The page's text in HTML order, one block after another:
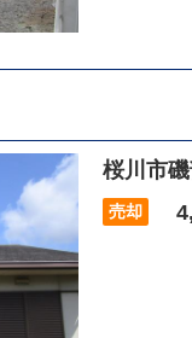
桜川市
売却